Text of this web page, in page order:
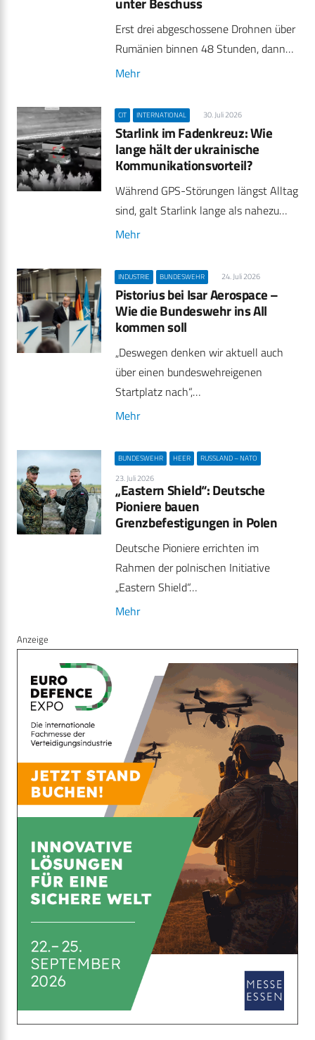
Erst drei abgeschossene Drohnen über
Rumänien binnen 48 Stunden, dann…
Mehr
CIT INTERNATIONAL 30. Juli 2026
Starlink im Fadenkreuz: Wie
lange hält der ukrainische
Kommunikationsvorteil?
Während GPS-Störungen längst Alltag
sind, galt Starlink lange als nahezu…
Mehr
INDUSTRIE BUNDESWEHR 24. Juli 2026
Pistorius bei Isar Aerospace –
Wie die Bundeswehr ins All
kommen soll
„Deswegen denken wir aktuell auch
über einen bundeswehreigenen
Startplatz nach“,…
Mehr
BUNDESWEHR HEER RUSSLAND – NATO
23. Juli 2026
„Eastern Shield“: Deutsche
Pioniere bauen
Grenzbefestigungen in Polen
Deutsche Pioniere errichten im
Rahmen der polnischen Initiative
„Eastern Shield“…
Mehr
Anzeige